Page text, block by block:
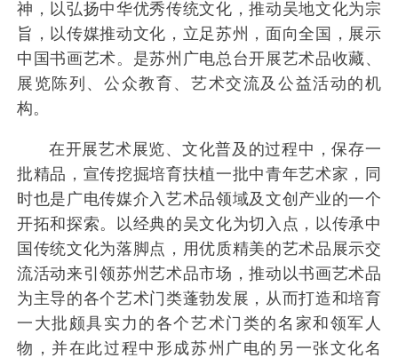
神，以弘扬中华优秀传统文化，推动吴地文化为宗
旨，以传媒推动文化，立足苏州，面向全国，展示
中国书画艺术。是苏州广电总台开展艺术品收藏、
展览陈列、公众教育、艺术交流及公益活动的机
构。
在开展艺术展览、文化普及的过程中，保存一
批精品，宣传挖掘培育扶植一批中青年艺术家，同
时也是广电传媒介入艺术品领域及文创产业的一个
开拓和探索。以经典的吴文化为切入点，以传承中
国传统文化为落脚点，用优质精美的艺术品展示交
流活动来引领苏州艺术品市场，推动以书画艺术品
为主导的各个艺术门类蓬勃发展，从而打造和培育
一大批颇具实力的各个艺术门类的名家和领军人
物，并在此过程中形成苏州广电的另一张文化名